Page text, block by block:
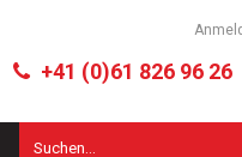
+41 (0)61 826 96 26
Suchbegriffe